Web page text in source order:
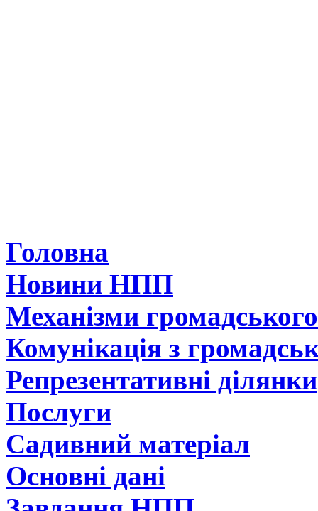
Головна
Новини НПП
Механізми
Комунікація з
Репрезентативні ділянки
Послуги
Садивний матеріал
Основні дані